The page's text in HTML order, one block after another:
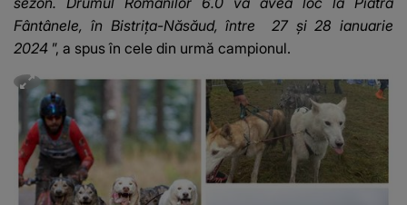
Fântânele, în Bistrița-Năsăud, între 27 și 28 ianuarie
2024 ”, a spus în cele din urmă campionul.